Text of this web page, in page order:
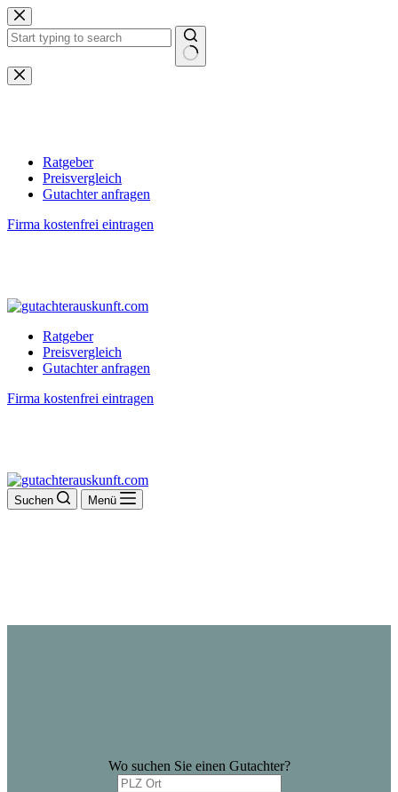
Zum
Inhalt
springen
Keine
Ergebnisse
Ratgeber
Preisvergleich
Gutachter anfragen
Firma kostenfrei eintragen
Ratgeber
Preisvergleich
Gutachter anfragen
Firma kostenfrei eintragen
Suchen Menü
Wo suchen Sie einen Gutachter?